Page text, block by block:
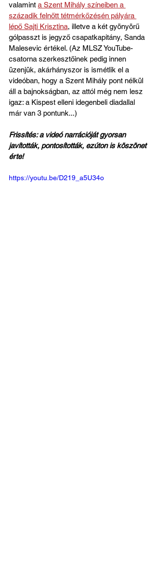
valamint a Szent Mihály színeiben a
századik felnőtt tétmérkőzésén pályára
lépő Sajti Krisztina, illetve a két gyönyörű
gólpasszt is jegyző csapatkapitány, Sanda
Malesevic értékel. (Az MLSZ YouTube-
csatorna szerkesztőinek pedig innen
üzenjük, akárhányszor is ismétlik el a
videóban, hogy a Szent Mihály pont nélkül
áll a bajnokságban, az attól még nem lesz
igaz: a Kispest elleni idegenbeli diadallal
már van 3 pontunk...)
Frissítés: a videó narrációját gyorsan
javították, pontosították, ezúton is köszönet
érte!
https://youtu.be/D219_a5U34o